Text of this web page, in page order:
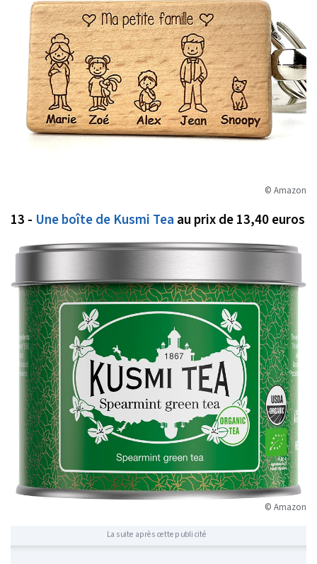
© Amazon
13 - Une boîte de Kusmi Tea au prix de 13,40 euros
© Amazon
La suite après cette publicité